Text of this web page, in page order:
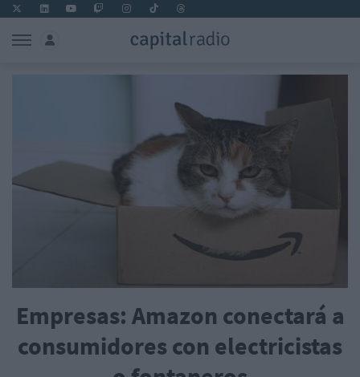
Empresas: Amazon conectará a
consumidores con electricistas